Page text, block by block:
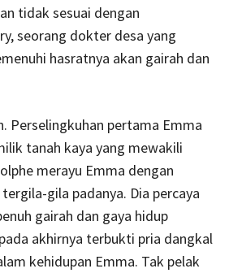
tidak sesuai dengan
seorang dokter desa yang
hasratnya akan gairah dan
Perselingkuhan pertama Emma
tanah kaya yang mewakili
merayu Emma dengan
gila padanya. Dia percaya
gairah dan gaya hidup
akhirnya terbukti pria dangkal
kehidupan Emma. Tak pelak